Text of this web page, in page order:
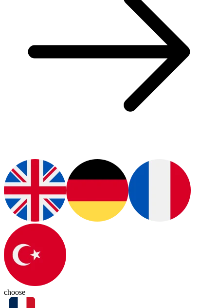
choose